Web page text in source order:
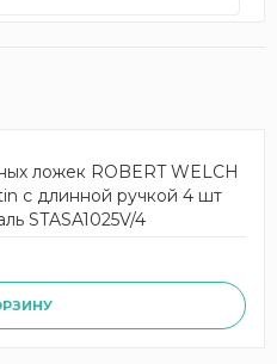
ложек ROBERT WELCH
с длинной ручкой 4 шт
STASA1025V/4